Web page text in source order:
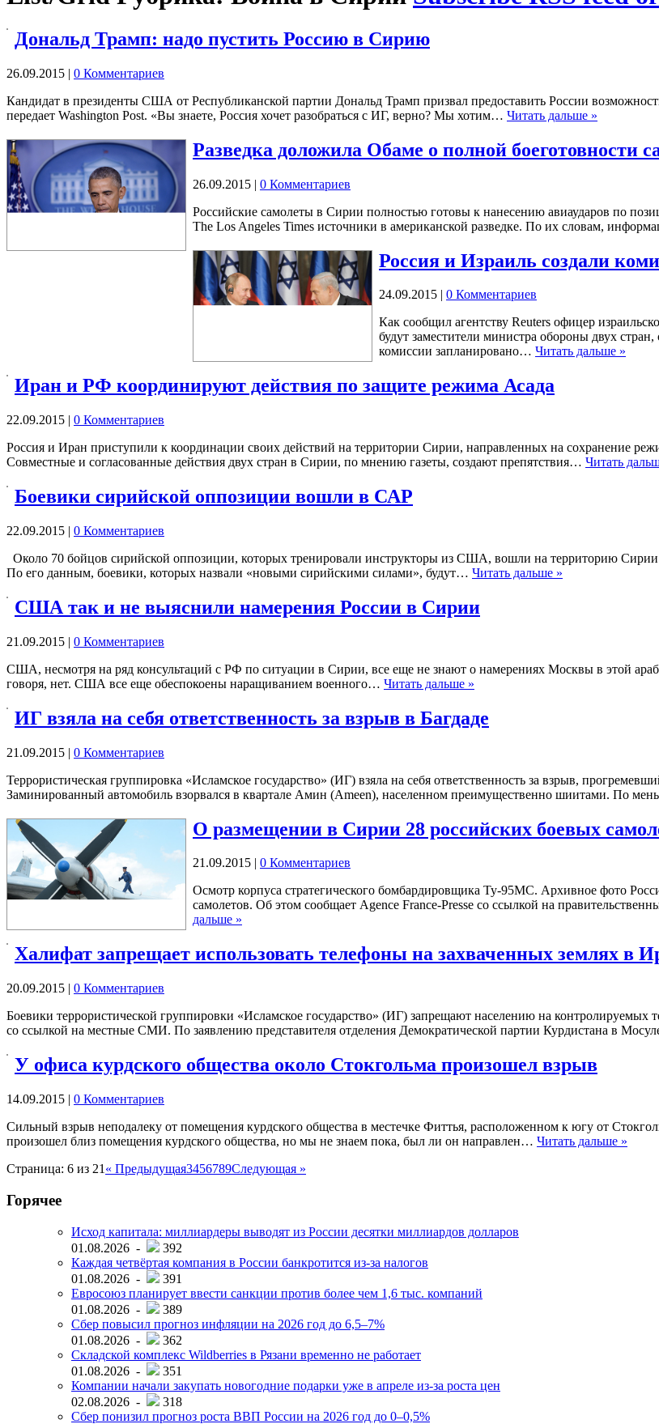
Дональд Трамп: надо пустить Россию в Сирию
26.09.2015 | 0 Комментариев
Кандидат в президенты США от Республиканской партии Дональд Трамп призвал предоставить России
передает Washington Post. «Вы знаете, Россия хочет разобраться с ИГ, верно? Мы хотим… Читать дальше »
Разведка доложила Обаме о полной боеготовности
26.09.2015 | 0 Комментариев
Российские самолеты в Сирии полностью готовы к нанесению авиаударов по
The Los Angeles Times источники в американской разведке. По их словам,
Россия и Израиль создали
24.09.2015 | 0 Комментариев
Как сообщил агентству Reuters офицер
будут заместители министра обороны двух
комиссии запланировано… Читать дальше »
Иран и РФ координируют действия по защите режима Асада
22.09.2015 | 0 Комментариев
Россия и Иран приступили к координации своих действий на территории Сирии, направленных на сохранение
Совместные и согласованные действия двух стран в Сирии, по мнению газеты, создают препятствия… Читать
Боевики сирийской оппозиции вошли в САР
22.09.2015 | 0 Комментариев
Около 70 бойцов сирийской оппозиции, которых тренировали инструкторы из США, вошли на территорию
По его данным, боевики, которых назвали «новыми сирийскими силами», будут… Читать дальше »
США так и не выяснили намерения России в Сирии
21.09.2015 | 0 Комментариев
США, несмотря на ряд консультаций с РФ по ситуации в Сирии, все еще не знают о намерениях Москвы в этой
говоря, нет. США все еще обеспокоены наращиванием военного… Читать дальше »
ИГ взяла на себя ответственность за взрыв в Багдаде
21.09.2015 | 0 Комментариев
Террористическая группировка «Исламское государство» (ИГ) взяла на себя ответственность за взрыв,
Заминированный автомобиль взорвался в квартале Амин (Ameen), населенном преимущественно шиитами. По
О размещении в Сирии 28 российских боевых
21.09.2015
0 Комментариев
Осмотр корпуса стратегического бомбардировщика Ту-95МС. Архивное фото
самолетов. Об этом сообщает Agence France-Presse со ссылкой на
дальше »
Халифат запрещает использовать телефоны на захваченных землях в
20.09.2015 | 0 Комментариев
Боевики террористической группировки «Исламское государство» (ИГ) запрещают населению на контролируемых
со ссылкой на местные СМИ. По заявлению представителя отделения Демократической партии Курдистана в
У офиса курдского общества около Стокгольма произошел взрыв
14.09.2015 | 0 Комментариев
Сильный взрыв неподалеку от помещения курдского общества в местечке Фиттья, расположенном к югу от
произошел близ помещения курдского общества, но мы не знаем пока, был ли он направлен… Читать дальше »
Страница: 6 из 21 « Предыдущая3456789Следующая »
Горячее
Исход капитала: миллиардеры выводят из России десятки миллиардов долларов
01.08.2026 -
392
Каждая четвёртая компания в России банкротится из-за налогов
01.08.2026 -
391
Евросоюз планирует ввести санкции против более чем 1,6 тыс. компаний
01.08.2026 -
389
Сбер повысил прогноз инфляции на 2026 год до 6,5–7%
01.08.2026 -
362
Складской комплекс Wildberries в Рязани временно не работает
01.08.2026 -
351
Компании начали закупать новогодние подарки уже в апреле из-за роста цен
02.08.2026 -
318
Сбер понизил прогноз роста ВВП России на 2026 год до 0–0,5%